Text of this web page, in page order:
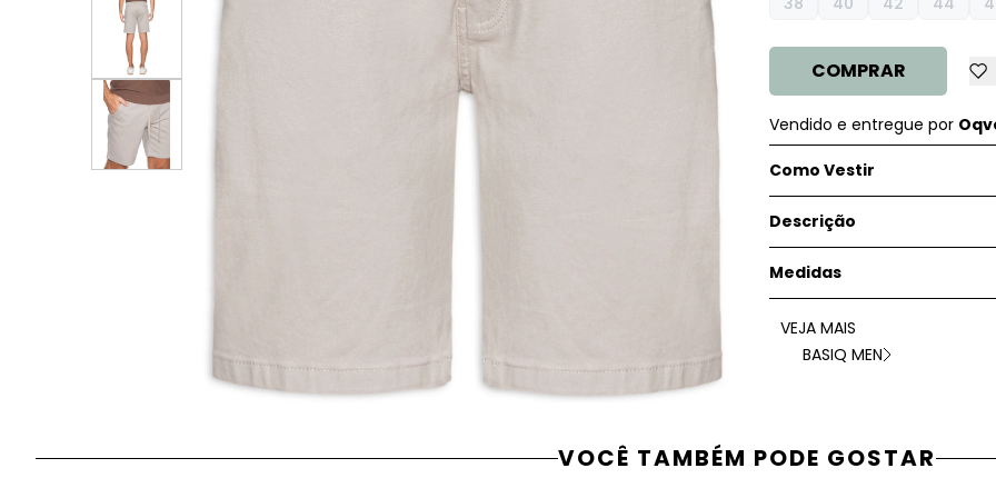
COMPRAR
Vendido e entregue por
Como Vestir
Descrição
Medidas
VEJA MAIS
BASIQ MEN
VOCÊ TAMBÉM PODE GOSTAR